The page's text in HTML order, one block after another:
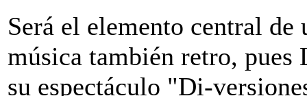
Será el elemento central
música también retro, pues
su espectáculo "Di-